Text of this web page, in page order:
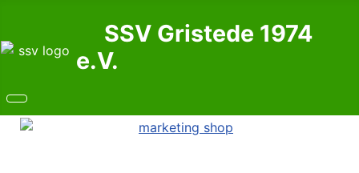
SSV Gristede 1974
e.V.